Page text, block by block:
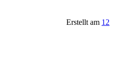
Erstellt am 12